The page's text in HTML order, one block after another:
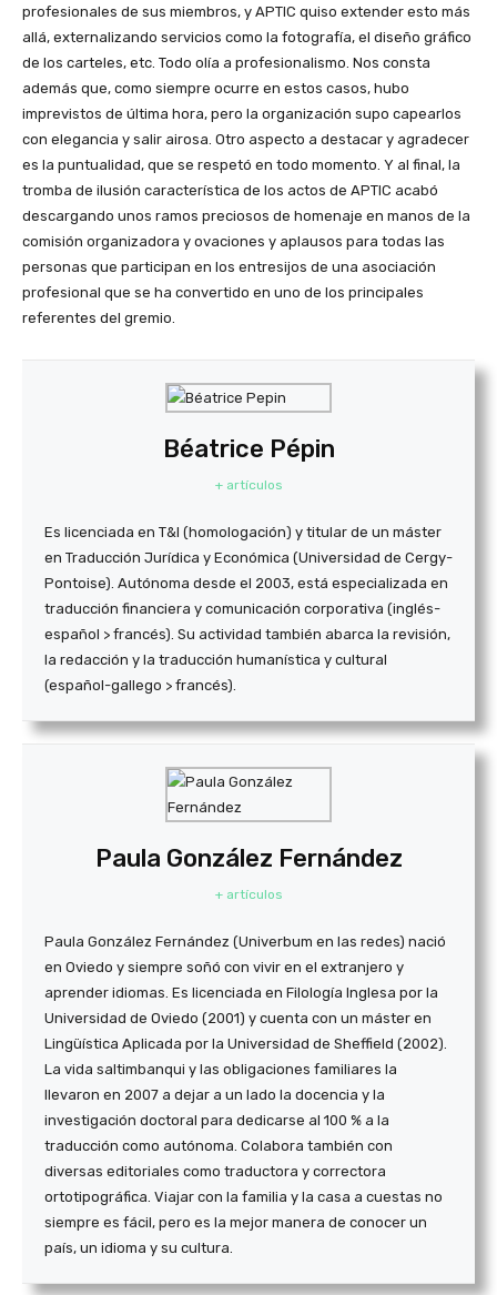
profesionales de sus miembros, y APTIC quiso extender esto más
allá, externalizando servicios como la fotografía, el diseño gráfico
de los carteles, etc. Todo olía a profesionalismo. Nos consta
además que, como siempre ocurre en estos casos, hubo
imprevistos de última hora, pero la organización supo capearlos
con elegancia y salir airosa. Otro aspecto a destacar y agradecer
es la puntualidad, que se respetó en todo momento. Y al final, la
tromba de ilusión característica de los actos de APTIC acabó
descargando unos ramos preciosos de homenaje en manos de la
comisión organizadora y ovaciones y aplausos para todas las
personas que participan en los entresijos de una asociación
profesional que se ha convertido en uno de los principales
referentes del gremio.
Béatrice Pépin
+ artículos
Es licenciada en T&I (homologación) y titular de un máster
en Traducción Jurídica y Económica (Universidad de Cergy-
Pontoise). Autónoma desde el 2003, está especializada en
traducción financiera y comunicación corporativa (inglés-
español > francés). Su actividad también abarca la revisión,
la redacción y la traducción humanística y cultural
(español-gallego > francés).
Paula González Fernández
+ artículos
Paula González Fernández (Univerbum en las redes) nació
en Oviedo y siempre soñó con vivir en el extranjero y
aprender idiomas. Es licenciada en Filología Inglesa por la
Universidad de Oviedo (2001) y cuenta con un máster en
Lingüística Aplicada por la Universidad de Sheffield (2002).
La vida saltimbanqui y las obligaciones familiares la
llevaron en 2007 a dejar a un lado la docencia y la
investigación doctoral para dedicarse al 100 % a la
traducción como autónoma. Colabora también con
diversas editoriales como traductora y correctora
ortotipográfica. Viajar con la familia y la casa a cuestas no
siempre es fácil, pero es la mejor manera de conocer un
país, un idioma y su cultura.